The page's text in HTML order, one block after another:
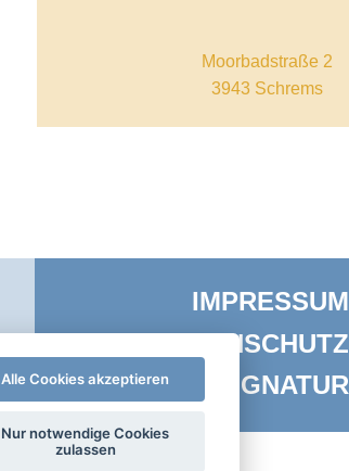
Moorbadstraße 2
3943 Schrems
IMPRESSUM
DATENSCHUTZ
AMTSSIGNATUR
Alle Cookies akzeptieren
Nur notwendige Cookies
zulassen